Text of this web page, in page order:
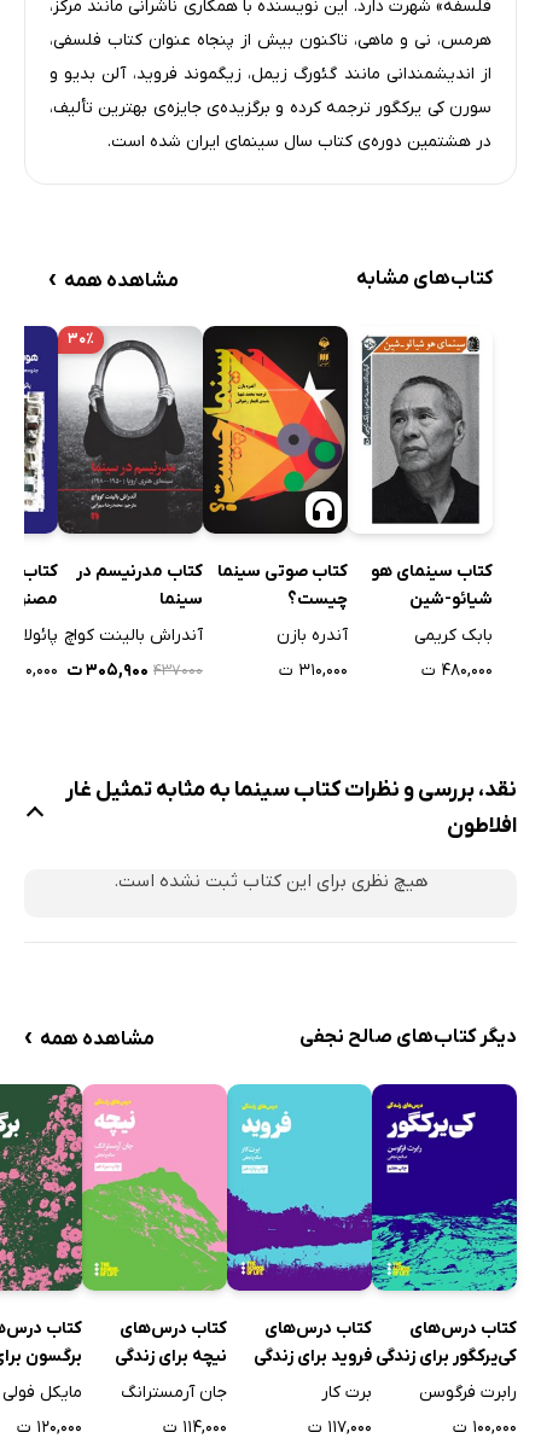
فلسفه» شهرت دارد. این نویسنده با همکاری ناشرانی مانند مرکز،
هرمس، نی و ماهی، تاکنون بیش از پنجاه عنوان کتاب فلسفی،
از اندیشمندانی مانند گئورگ زیمل، زیگموند فروید، آلن بدیو و
سورن کی یرکگور ترجمه کرده و برگزیده‌ی جایزه‌ی بهترین تألیف،
در هشتمین دوره‌ی کتاب سال سینمای ایران شده است.
کتاب‌های مشابه مشاهده همه ›
کتاب سینمای هو
شیائو-شین
بابک کریمی
۴۸۰,۰۰۰ ت
کتاب صوتی سینما
چیست؟
آندره بازن
۳۱۰,۰۰۰ ت
۳۰٪
کتاب مدرنیسم در
سینما
آندراش بالینت کواچ
۴۳۷۰۰۰ ۳۰۵,۹۰۰ ت
کتاب
پائولا
۲۰۰,۰۰۰ ت
نقد، بررسی و نظرات کتاب سینما به مثابه تمثیل غار
افلاطون
هیچ نظری برای این کتاب ثبت نشده است.
دیگر کتاب‌های صالح نجفی مشاهده همه ›
کتاب درس‌های
کی‌یرکگور برای زندگی
رابرت فرگوسن
۱۰۰,۰۰۰ ت
کتاب درس‌های
فروید برای زندگی
برت کار
۱۱۷,۰۰۰ ت
کتاب درس‌های
نیچه برای زندگی
جان آرمسترانگ
۱۱۴,۰۰۰ ت
کتاب
برگسون
مایکل فولی
۱۲۰,۰۰۰ ت